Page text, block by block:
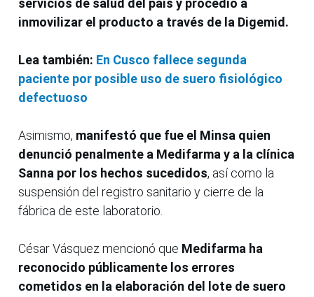
servicios de salud del país y procedió a
inmovilizar el producto a través de la Digemid.
Lea también: En Cusco fallece segunda
paciente por posible uso de suero fisiológico
defectuoso
Asimismo, manifestó que fue el Minsa quien
denunció penalmente a Medifarma y a la clínica
Sanna por los hechos sucedidos, así como la
suspensión del registro sanitario y cierre de la
fábrica de este laboratorio.
César Vásquez mencionó que Medifarma ha
reconocido públicamente los errores
cometidos en la elaboración del lote de suero